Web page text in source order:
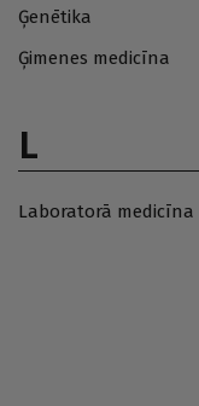
Ģenētika
Ģimenes medicīna
L
Laboratorā medicīna